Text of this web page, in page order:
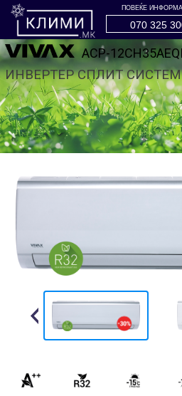
ПОВЕЌЕ
070 325
ACP-
ИНВЕРТЕР СПЛИТ СИСТЕМ
Previous